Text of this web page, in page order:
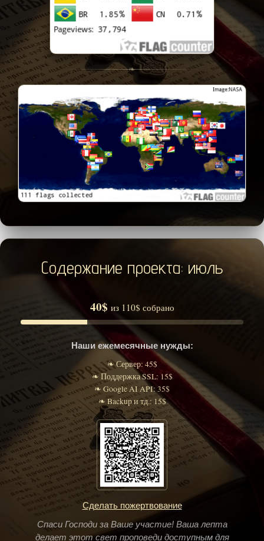
❧
Содержание проекта: июль
40$ из 110$ собрано
Наши ежемесячные нужды:
❧ Сервер: 45$
❧ Поддержка SSL: 15$
❧ Google AI API: 35$
❧ Backup и тд.: 15$
Сделать пожертвование
Спаси Господи за Ваше участие! Ваша лепта
делает этот свет проповеди доступным для